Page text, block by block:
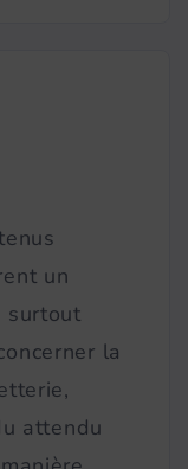
un
surtout
la
attendu